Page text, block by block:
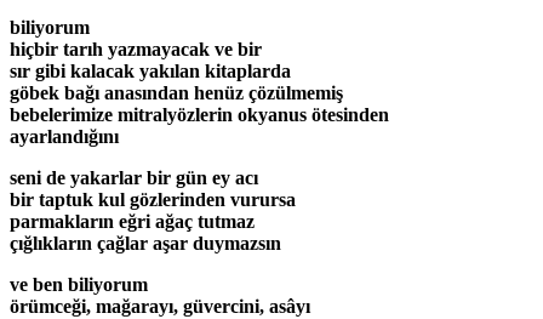
biliyorum
hiçbir tarıh yazmayacak ve bir
sır gibi kalacak yakılan kitaplarda
göbek bağı anasından henüz çözülmemiş
bebelerimize mitralyözlerin okyanus ötesinden
ayarlandığını
seni de yakarlar bir gün ey acı
bir taptuk kul gözlerinden vurursa
parmakların eğri ağaç tutmaz
çığlıkların çağlar aşar duymazsın
ve ben biliyorum
örümceği, mağarayı, güvercini, asâyı